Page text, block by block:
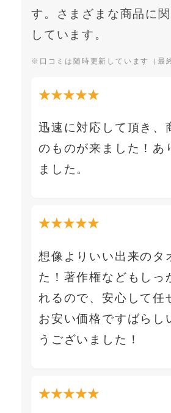
す。さまざまな商品に
しています。
※口コミは随時更新しています（最
★★★★★
迅速に対応して頂き、
のものが来ました！あ
ました。
★★★★★
想像よりいい出来のタ
た！著作権などもしっ
れるので、安心して任
お安い価格ですばらし
うございました！
★★★★★